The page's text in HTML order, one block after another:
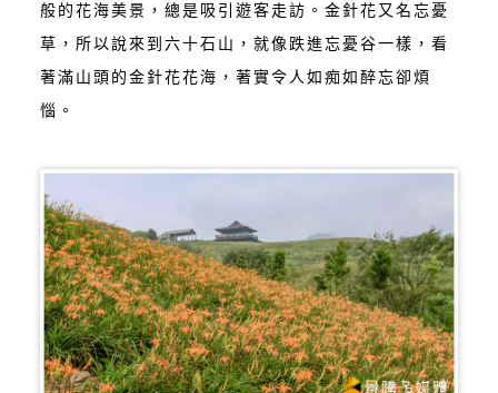
般的花海美景，總是吸引遊客走訪。金針花又名忘憂
草，所以說來到六十石山，就像跌進忘憂谷一樣，看
著滿山頭的金針花花海，著實令人如痴如醉忘卻煩
惱。